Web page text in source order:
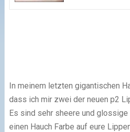
In meinem letzten gigantischen
dass ich mir zwei der neuen p2
Es sind sehr sheere und
einen Hauch Farbe auf eure